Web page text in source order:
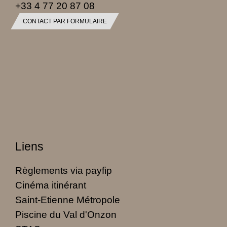
+33 4 77 20 87 08
CONTACT PAR FORMULAIRE
Liens
Règlements via payfip
Cinéma itinérant
Saint-Etienne Métropole
Piscine du Val d'Onzon